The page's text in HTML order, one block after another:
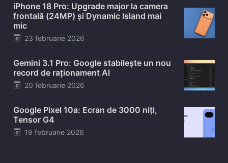
iPhone 18 Pro: Upgrade major la camera
frontală (24MP) și Dynamic Island mai
mic
Posted
23 februarie 2026
Gemini 3.1 Pro: Google stabilește un nou
record de raționament AI
Posted
20 februarie 2026
Google Pixel 10a: Ecran de 3000 niți,
Tensor G4
Posted
19 februarie 2026